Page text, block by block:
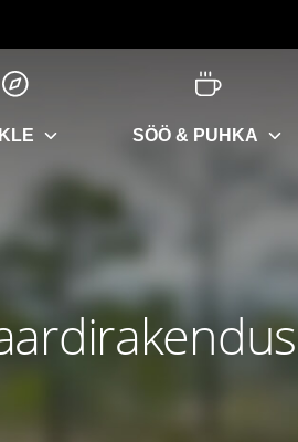
SÖÖ & PUHKA